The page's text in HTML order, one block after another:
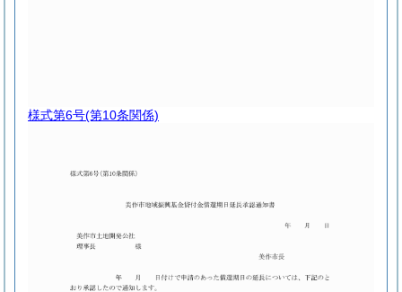
様式第6号(第10条関係)